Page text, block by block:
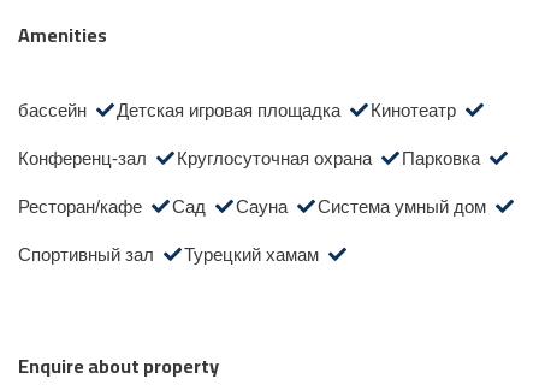
Amenities
бассейн Детская игровая площадка Кинотеатр
Конференц-зал Круглосуточная охрана Парковка
Ресторан/кафе Сад Сауна Система умный дом
Спортивный зал Турецкий хамам
Enquire about property